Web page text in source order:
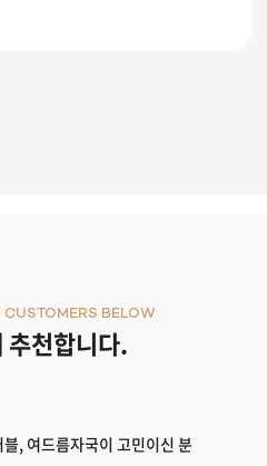
추천합니다.
CUSTOMERS BELOW
, 여드름자국이 고민이신 분